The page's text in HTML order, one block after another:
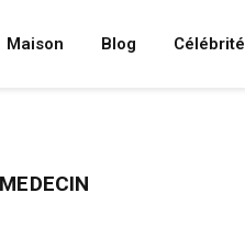
Maison Blog Célébrité